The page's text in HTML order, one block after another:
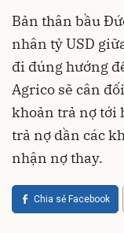
Bản thân bầu
nhân tỷ USD
đi đúng hướng
Agrico sẽ cân
khoản trả nợ tới
trả nợ dần các
nhận nợ thay.
Chia sẻ Facebook